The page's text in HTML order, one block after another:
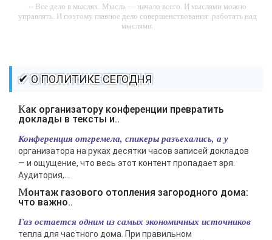
-- Все дело в мыслях. Мысль — начало всего. И мыслями можно
управлять. И поэтому главное дело совершенствования: работать над
мыслями.
-- Самое большое богатство — это ум. Самая большая нищета —
глупость. Из всех страхов самый пугающий — самолюбование.
-- Лучшее, что можно сделать с хорошим советом, это пропустить его
мимо ушей. Он никогда не бывает полезен никому, кроме того, кто его
-- Люблю давать советы и очень не люблю, когда их дают мне.
✔ О ПОЛИТИКЕ СЕГОДНЯ
Как организатору конференции превратить
доклады в тексты и..
Конференция отгремела, спикеры разъехались, а у
организатора на руках десятки часов записей докладов
— и ощущение, что весь этот контент пропадает зря.
Аудитория,...
Монтаж газового отопления загородного дома:
что важно..
Газ остается одним из самых экономичных источников
тепла для частного дома. При правильном